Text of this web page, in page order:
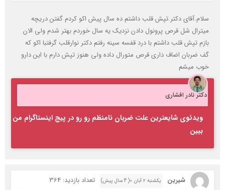
سلام.آقای دکتر.تپش قلب داشتم ده سال پیش اکو کردم گفتن دریچه
میترال شل قرص پرونول دادن نزدیک یه سال خوردم بهتر شدم ولی الان
بازم تپش قلب داشتم با درد قفسه سینه رفتم دکتر نوارقلب گرفتبا اکو که
گف ضربان اضاف داری قرص متورال داده ولی هنوز تپش دارم با این دارو
خوب میشم
دکتر نادر افشاری
ویدئوی شایعترین علت ضربان نامنظم رو رو در پیج اینستاگرام من
ببین
شیرین یکشنبه ۲ آبان ۰( 4 سال پیش)
تعداد بازدید: 364